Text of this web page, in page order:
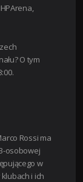
O tym
Rossi ma
osobowej
w
i ich